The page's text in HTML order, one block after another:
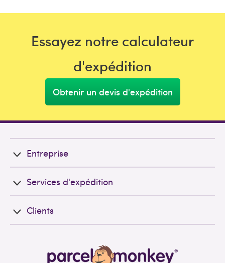
Essayez notre calculateur
d'expédition
Obtenir un devis d'expédition
Entreprise
Services d'expédition
Clients